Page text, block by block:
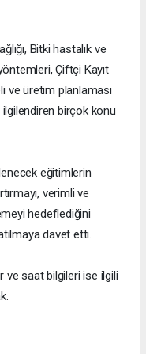
Bitki hastalık ve
Çiftçi Kayıt
ve üretim planlaması
birçok konu
eğitimlerin
verimli ve
hedeflediğini
davet etti.
ve saat bilgileri ise ilgili